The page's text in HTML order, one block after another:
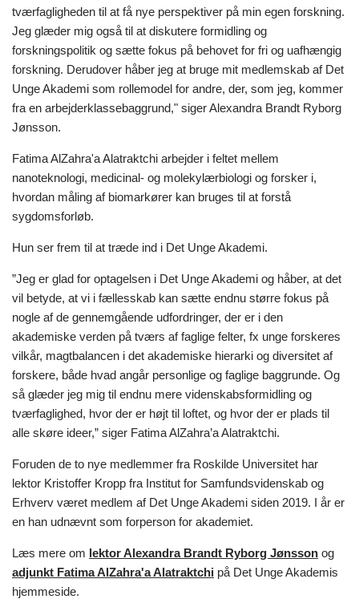
tværfagligheden til at få nye perspektiver på min egen forskning.
Jeg glæder mig også til at diskutere formidling og
forskningspolitik og sætte fokus på behovet for fri og uafhængig
forskning. Derudover håber jeg at bruge mit medlemskab af Det
Unge Akademi som rollemodel for andre, der, som jeg, kommer
fra en arbejderklassebaggrund," siger Alexandra Brandt Ryborg
Jønsson.
Fatima AlZahra'a Alatraktchi arbejder i feltet mellem
nanoteknologi, medicinal- og molekylærbiologi og forsker i,
hvordan måling af biomarkører kan bruges til at forstå
sygdomsforløb.
Hun ser frem til at træde ind i Det Unge Akademi.
”Jeg er glad for optagelsen i Det Unge Akademi og håber, at det
vil betyde, at vi i fællesskab kan sætte endnu større fokus på
nogle af de gennemgående udfordringer, der er i den
akademiske verden på tværs af faglige felter, fx unge forskeres
vilkår, magtbalancen i det akademiske hierarki og diversitet af
forskere, både hvad angår personlige og faglige baggrunde. Og
så glæder jeg mig til endnu mere videnskabsformidling og
tværfaglighed, hvor der er højt til loftet, og hvor der er plads til
alle skøre ideer,” siger Fatima AlZahra’a Alatraktchi.
Foruden de to nye medlemmer fra Roskilde Universitet har
lektor Kristoffer Kropp fra Institut for Samfundsvidenskab og
Erhverv været medlem af Det Unge Akademi siden 2019. I år er
en han udnævnt som forperson for akademiet.
Læs mere om lektor Alexandra Brandt Ryborg Jønsson og
adjunkt Fatima AlZahra'a Alatraktchi på Det Unge Akademis
hjemmeside.